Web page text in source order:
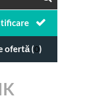
ofertă (0)